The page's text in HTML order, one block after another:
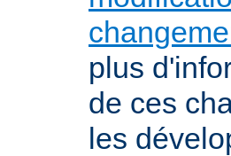
plus
de ces
les